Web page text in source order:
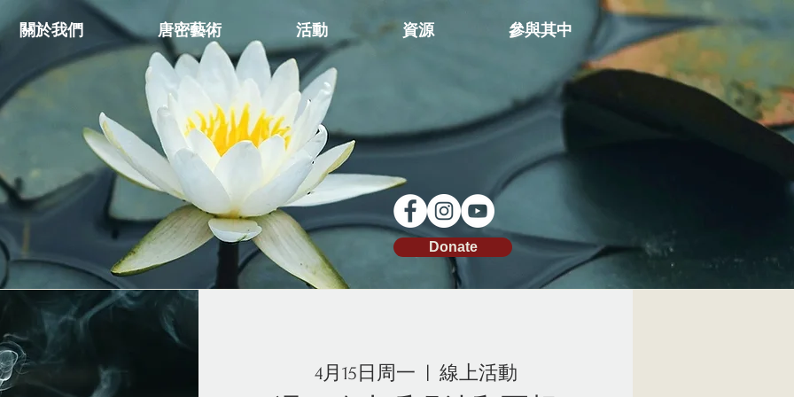
關於我們 唐密藝術 活動 資源 參與其中
Donate
4月15日周一 線上活動